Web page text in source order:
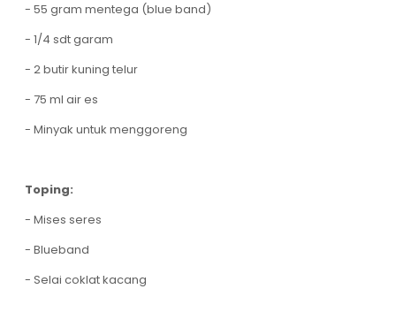
- 55 gram mentega (blue band)
- 1/4 sdt garam
- 2 butir kuning telur
- 75 ml air es
- Minyak untuk menggoreng
Toping:
- Mises seres
- Blueband
- Selai coklat kacang